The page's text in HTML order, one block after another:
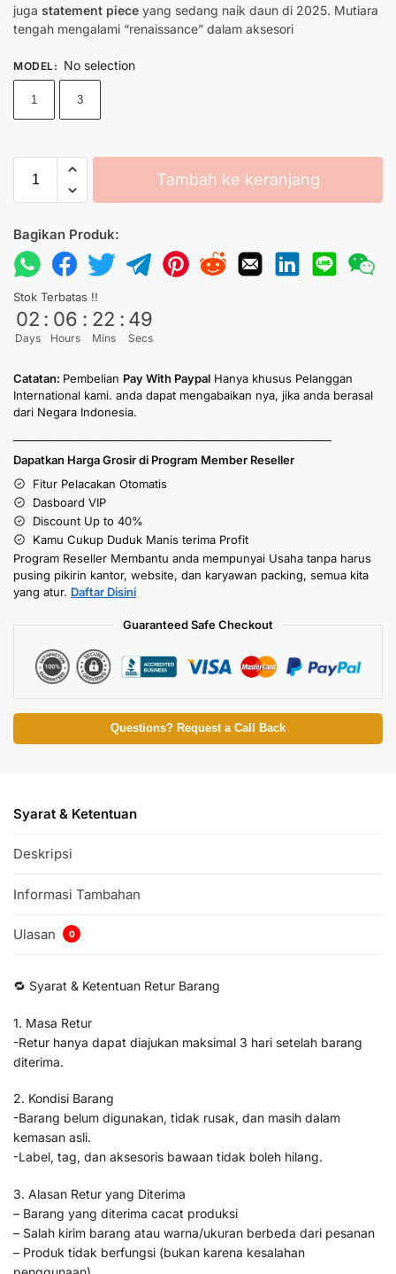
juga statement piece yang sedang naik daun di 2025. Mutiara
tengah mengalami “renaissance” dalam aksesori
MODEL : No selection
1 3
Tambah ke keranjang
Bagikan Produk:
Stok Terbatas !!
02
Days
: 06
Hours
: 22
Mins
: 49
Secs
Catatan: Pembelian Pay With Paypal Hanya khusus Pelanggan
International kami. anda dapat mengabaikan nya, jika anda berasal
dari Negara Indonesia.
Dapatkan Harga Grosir di Program Member Reseller
Fitur Pelacakan Otomatis
Dasboard VIP
Discount Up to 40%
Kamu Cukup Duduk Manis terima Profit
Program Reseller Membantu anda mempunyai Usaha tanpa harus
pusing pikirin kantor, website, dan karyawan packing, semua kita
yang atur. Daftar Disini
Guaranteed Safe Checkout
Questions? Request a Call Back
Syarat & Ketentuan
Deskripsi
Informasi Tambahan
Ulasan 0
🔁 Syarat & Ketentuan Retur Barang
1. Masa Retur
-Retur hanya dapat diajukan maksimal 3 hari setelah barang
diterima.
2. Kondisi Barang
-Barang belum digunakan, tidak rusak, dan masih dalam
kemasan asli.
-Label, tag, dan aksesoris bawaan tidak boleh hilang.
3. Alasan Retur yang Diterima
– Barang yang diterima cacat produksi
– Salah kirim barang atau warna/ukuran berbeda dari pesanan
– Produk tidak berfungsi (bukan karena kesalahan